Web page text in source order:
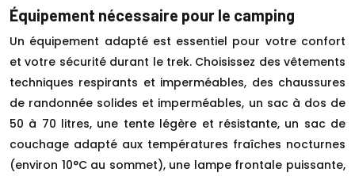
Équipement nécessaire pour le camping
Un équipement adapté est essentiel pour votre confort
et votre sécurité durant le trek. Choisissez des vêtements
techniques respirants et imperméables, des chaussures
de randonnée solides et imperméables, un sac à dos de
50 à 70 litres, une tente légère et résistante, un sac de
couchage adapté aux températures fraîches nocturnes
(environ 10°C au sommet), une lampe frontale puissante,